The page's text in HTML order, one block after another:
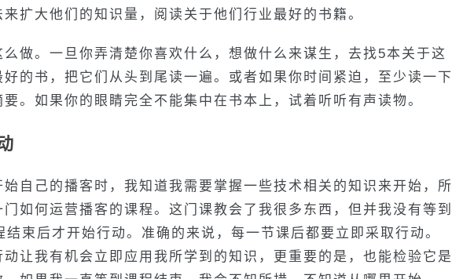
扩大他们的知识量，阅读关于他们行业最好的书籍。
么做。一旦你弄清楚你喜欢什么，想做什么来谋生，去找5本关于这
好的书，把它们从头到尾读一遍。或者如果你时间紧迫，至少读一下
。如果你的眼睛完全不能集中在书本上，试着听听有声读物。
始自己的播客时，我知道我需要掌握一些技术相关的知识来开始，所
门如何运营播客的课程。这门课教会了我很多东西，但并我没有等到
结束后才开始行动。准确的来说，每一节课后都要立即采取行动。
动让我有机会立即应用我所学到的知识，更重要的是，也能检验它是